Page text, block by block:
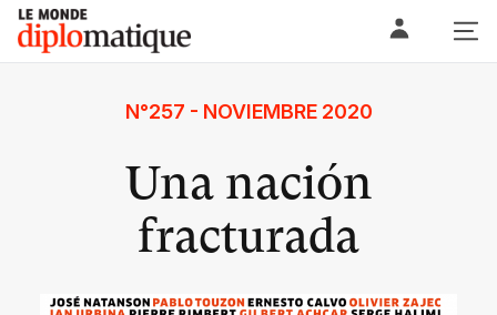
Skip
content
Le monde diplomatique
N°257 - NOVIEMBRE 2020
Una nación
fracturada